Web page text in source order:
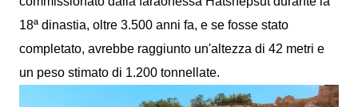
18ª dinastia, oltre 3.500 anni fa, e se fosse stato
completato, avrebbe raggiunto un'altezza di 42 metri e
un peso stimato di 1.200 tonnellate.